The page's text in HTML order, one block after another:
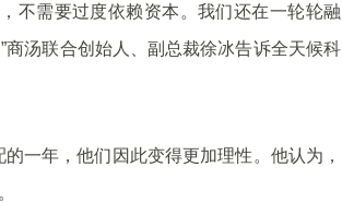
不需要过度依赖资本。我们还在一轮轮融
汤联合创始人、副总裁徐冰告诉全天候科
一年，他们因此变得更加理性。他认为，